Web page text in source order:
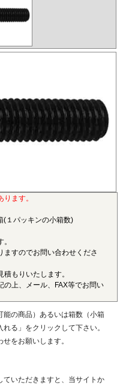
自己消火性を示すことか
療分野にいたるまで、幅
囲気中で長時間使用して
また、耐薬品性、機械的
性にも優れ、電気・電子
どに用いられています。
とし、ガラス繊維50%で
プラスチックです。エン
を有し、耐油性や耐熱性
料として自動車等輸送機
気・電子機器部品、土木
。
ーパーエンジニアリング
でも最高レベルの耐薬品
性、耐加水分解性にも優
ウェハキャリア、LCD製造
ます。
パッキンの小箱数)
ますのでお問い合わせくださ
もりいたします。
の上、メール、FAX等でお問い
の商品）あるいは箱数（小箱
る」をクリックして下さい。
をお願いします。
ていただきますと、当サイトか